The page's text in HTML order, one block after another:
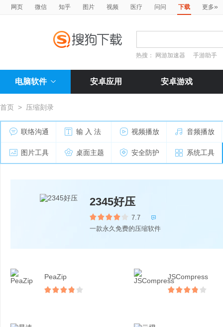
网页 微信 知乎 图片 视频 医疗 问问 下载 更多»
热搜： 网游加速器 手游助手
电脑软件 安卓应用 安卓游戏
首页 > 压缩刻录
联络沟通 输 入 法 视频播放 音频播放
图片工具 桌面主题 安全防护 系统工具
2345好压
7.7 
一款永久免费的压缩软件
PeaZip JSCompress